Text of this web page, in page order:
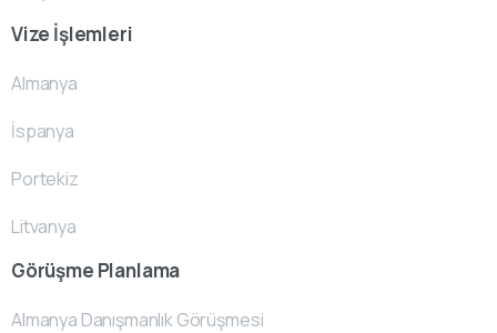
Vize İşlemleri
Almanya
İspanya
Portekiz
Litvanya
Görüşme Planlama
Almanya Danışmanlık Görüşmesi